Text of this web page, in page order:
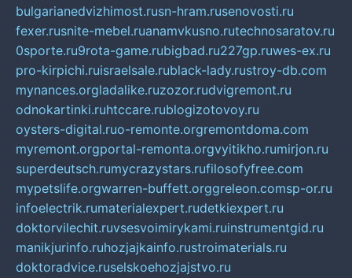
bulgarianedvizhimost.rusn-hram.rusenovosti.ru
fexer.rusnite-mebel.ruanamvkusno.rutechnosaratov.ru
0sporte.ru9rota-game.rubigbad.ru227gp.ruwes-ex.ru
pro-kirpichi.ruisraelsale.rublack-lady.rustroy-db.com
mynances.orgladalike.ruzozor.rudvigremont.ru
odnokartinki.ruhtccare.rublogizotovoy.ru
oysters-digital.ruo-remonte.orgremontdoma.com
myremont.orgportal-remonta.orgvyitikho.rumirjon.ru
superdeutsch.rumycrazystars.rufilosofyfree.com
mypetslife.orgwarren-buffett.orggreleon.comsp-or.ru
infoelectrik.rumaterialexpert.rudetkiexpert.ru
doktorvilechit.ruvsesvoimirykami.ruinstrumentgid.ru
manikjurinfo.ruhozjajkainfo.rustroimaterials.ru
doktoradvice.ruselskoehozjajstvo.ru